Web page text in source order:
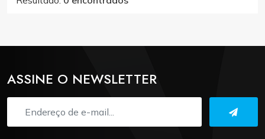
ASSINE O NEWSLETTER